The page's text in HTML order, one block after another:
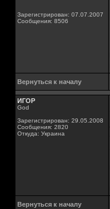
Зарегистрирован: 07.07.2007
Сообщения: 8506
Вернуться к началу
ИГОР
God
Зарегистрирован: 29.05.2008
Сообщения: 2820
Откуда: Украина
Вернуться к началу